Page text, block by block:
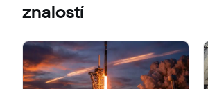
znalostí